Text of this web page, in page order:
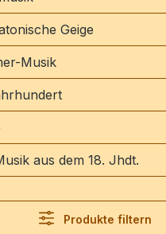
Geige
Musik
aus dem 18. Jhdt.
Produkte filtern